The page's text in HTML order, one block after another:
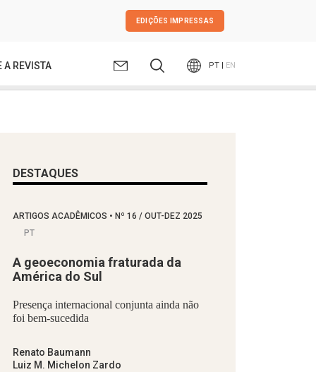
EDIÇÕES IMPRESSAS
A REVISTA PT | EN
DESTAQUES
ARTIGOS ACADÊMICOS • Nº 16 / OUT-DEZ 2025
PT
A geoeconomia fraturada da
América do Sul
Presença internacional conjunta ainda não
foi bem-sucedida
Renato Baumann
Luiz M. Michelon Zardo